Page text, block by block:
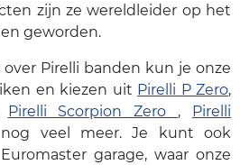
zijn ze wereldleider op het
geworden.
Pirelli banden kun je onze
en kiezen uit Pirelli P Zero,
Pirelli Scorpion Zero ,
Pirelli
veel meer. Je kunt ook
garage, waar onze